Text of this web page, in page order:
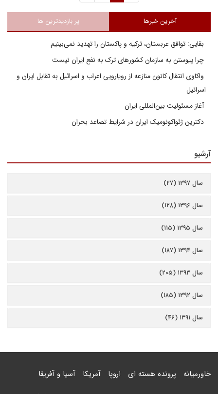
آخرین خبرها پر بازدیدترین ها
بقایی: توافق عربستان، ترکیه و پاکستان را تهدید نمی‌بینیم
چرا پیوستن به سازمان کشورهای ترک به نفع ایران نیست
واکاوی انتقال کانون منازعه از رویارویی اعراب و اسرائیل به تقابل ایران و
اسرائیل
آغاز مسئولیت بین‌المللی ایران
دکترین ژئواکونومیک ایران در شرایط تصاعد بحران
آرشیو
سال ۱۳۹۷ (۲۷)
سال ۱۳۹۶ (۱۲۸)
سال ۱۳۹۵ (۱۱۵)
سال ۱۳۹۴ (۱۸۷)
سال ۱۳۹۳ (۲۰۵)
سال ۱۳۹۲ (۱۸۵)
سال ۱۳۹۱ (۴۶)
خاورمیانه پرونده هسته ای اروپا آمریکا آسیا و آفریقا